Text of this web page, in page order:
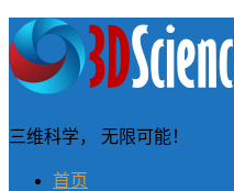
三维科学， 无限可能！
首页